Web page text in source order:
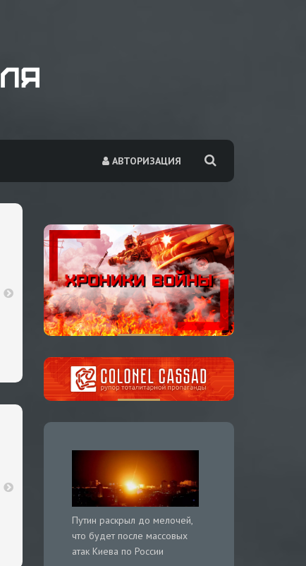
АВТОРИЗАЦИЯ
Путин раскрыл до мелочей,
что будет после массовых
атак Киева по России